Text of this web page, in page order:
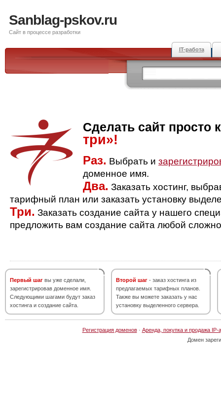
Sanblag-pskov.ru
Сайт в процессе разработки
IT-работа
Сделать сайт просто
три»!
Раз. Выбрать и
доменное имя.
Два. Заказать хостинг,
тарифный план или заказать установку
Три. Заказать создание сайта у нашего
предложить вам создание сайта любой
Первый шаг вы уже сделали,
зарегистрировав доменное имя.
Следующими шагами будут заказ
хостинга и создание сайта.
Второй шаг - заказ хостинга из
предлагаемых тарифных планов.
Также вы можете заказать у нас
установку выделенного сервера.
Регистрация доменов· Аренда, покупка и продажа IP-
Домен